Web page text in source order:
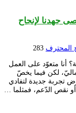
جهدنا لإنجاح
المحترف 283
أنا متعوّد على العمل
لكن فيما يخصّ
تجربة جديدة لتفادي
نقص الدّعم، فمثلما …